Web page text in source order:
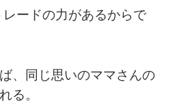
ードの力があるからで
、同じ思いのママさんの
る。